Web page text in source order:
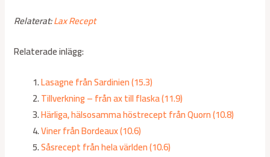
Relaterat:Lax Recept
Relaterade inlägg:
Lasagne från Sardinien (15.3)
Tillverkning – från ax till flaska (11.9)
Härliga, hälsosamma höstrecept från Quorn (10.8)
Viner från Bordeaux (10.6)
Såsrecept från hela världen (10.6)